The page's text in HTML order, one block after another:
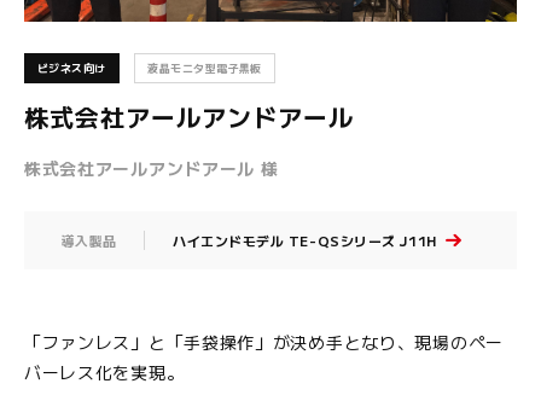
ビジネス向け 液晶モニタ型電子黒板
株式会社アールアンドアール
株式会社アールアンドアール 様
導入製品 ハイエンドモデル TE-QSシリーズ J11H
「ファンレス」と「手袋操作」が決め手となり、現場のペー
バーレス化を実現。